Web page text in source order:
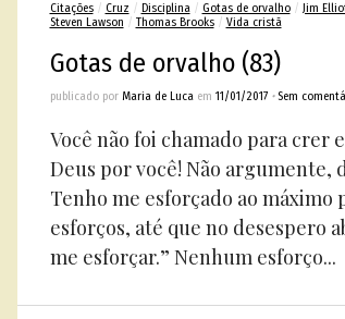
Citações/ Cruz / Disciplina/ Gotas de orvalho/ Jim
Steven Lawson / Thomas Brooks/ Vida cristã
Gotas de orvalho (83)
publicado por Maria de Lucaem 11/01/2017 • Sem
Você não foi chamado para crer
Deus por você! Não argumente,
Tenho me esforçado ao
esforços, até que no desespero
me esforçar.” Nenhum esforço...